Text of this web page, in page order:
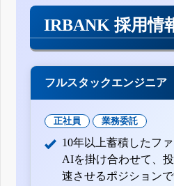
四半期報告書-第37期第1四半期(平成
訂正有価証券報告書-第36期(平成27年
有価証券報告書-第36期(平成27年4月1
日)
訂正有価証券報告書-第35期(平成26年
四半期報告書-第36期第1四半期(平成
訂正有価証券報告書-第35期(平成26年
有価証券報告書-第35期(平成26年4月1
四半期報告書-第35期第3四半期(平成
IRBANK 採用情
フルスタックエンジニア
正社員 業務委託
10年以上蓄積したフ
AIを掛け合わせて、
速させるポジションで